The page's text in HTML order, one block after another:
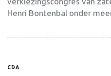
Henri Bontenbal onder
CDA